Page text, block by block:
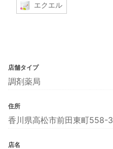
エクエル
店舗タイプ
調剤薬局
住所
香川県高松市前田東町558-3
店名